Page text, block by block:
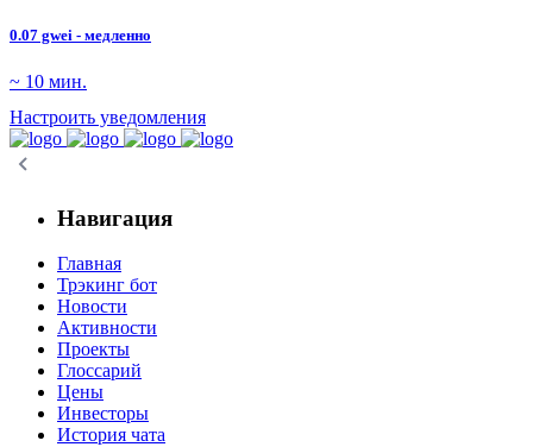
0.07 gwei - медленно
~ 10 мин.
Настроить уведомления
Навигация
Главная
Трэкинг бот
Новости
Активности
Проекты
Глоссарий
Цены
Инвесторы
История чата